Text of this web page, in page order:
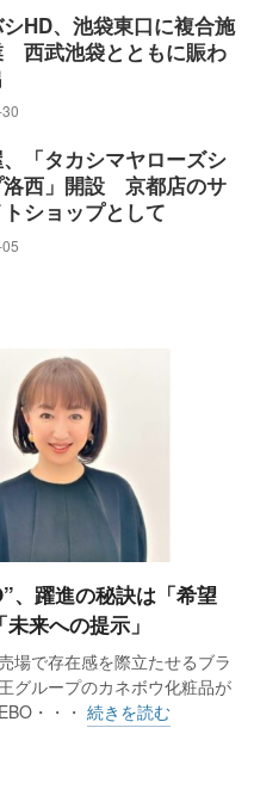
HD、池袋東口に複合施
西武池袋とともに賑わ
「タカシマヤローズシ
洛西」開設 京都店のサ
ショップとして
、躍進の秘訣は「希望
来への提示」
場で存在感を際立たせるブラ
グループのカネボウ化粧品が
・・・ 続きを読む